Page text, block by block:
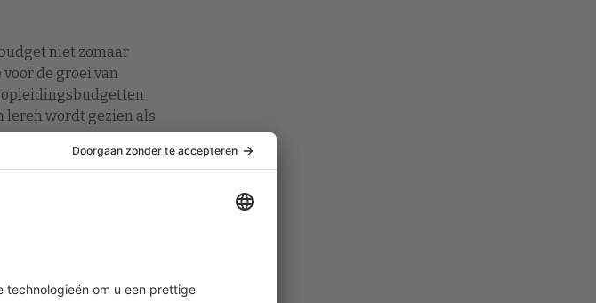
niet zomaar
de groei van
opleidingsbudgetten
leren wordt gezien als
de voordelen
af te
het bedrijf, kan de